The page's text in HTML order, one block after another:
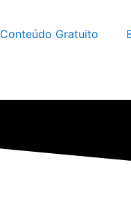
Conteúdo Gratuito